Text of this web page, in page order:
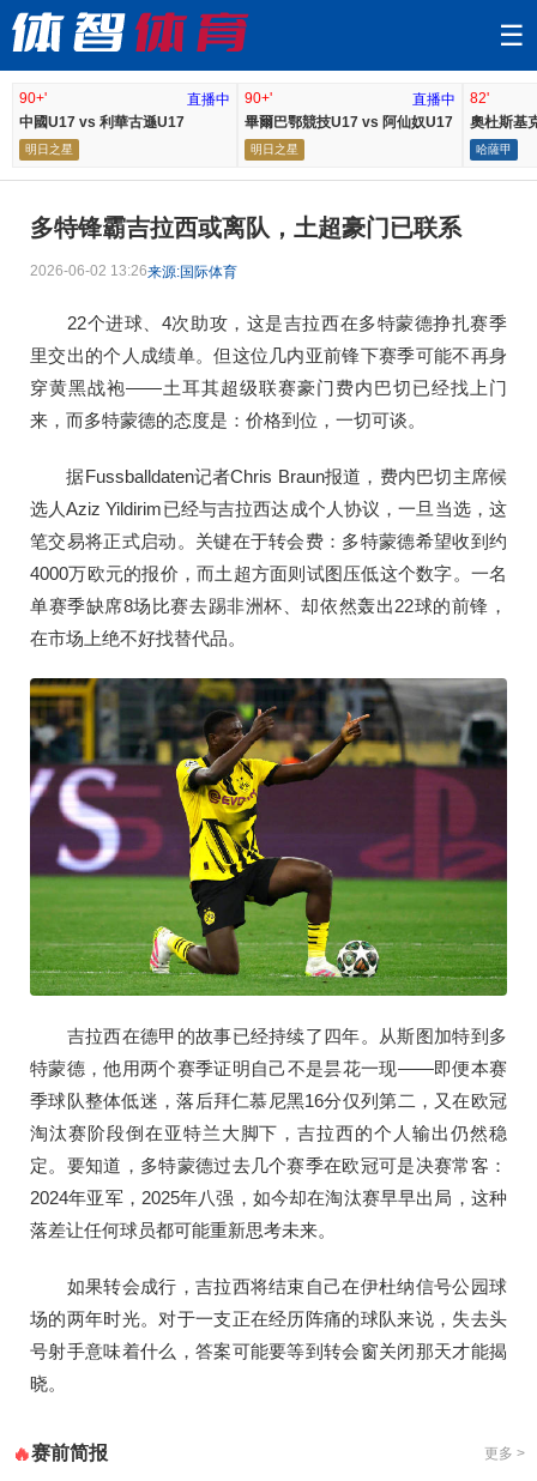
☰
90+'
直播中
中國U17 vs 利華古遜U17
明日之星
90+'
直播中
畢爾巴鄂競技U17 vs 阿仙奴U17
明日之星
82'
奧杜斯基
哈薩甲
多特锋霸吉拉西或离队，土超豪门已联系
2026-06-02 13:26来源:国际体育
22个进球、4次助攻，这是吉拉西在多特蒙德挣扎赛季
里交出的个人成绩单。但这位几内亚前锋下赛季可能不再身
穿黄黑战袍——土耳其超级联赛豪门费内巴切已经找上门
来，而多特蒙德的态度是：价格到位，一切可谈。
据Fussballdaten记者Chris Braun报道，费内巴切主席候
选人Aziz Yildirim已经与吉拉西达成个人协议，一旦当选，这
笔交易将正式启动。关键在于转会费：多特蒙德希望收到约
4000万欧元的报价，而土超方面则试图压低这个数字。一名
单赛季缺席8场比赛去踢非洲杯、却依然轰出22球的前锋，
在市场上绝不好找替代品。
吉拉西在德甲的故事已经持续了四年。从斯图加特到多
特蒙德，他用两个赛季证明自己不是昙花一现——即便本赛
季球队整体低迷，落后拜仁慕尼黑16分仅列第二，又在欧冠
淘汰赛阶段倒在亚特兰大脚下，吉拉西的个人输出仍然稳
定。要知道，多特蒙德过去几个赛季在欧冠可是决赛常客：
2024年亚军，2025年八强，如今却在淘汰赛早早出局，这种
落差让任何球员都可能重新思考未来。
如果转会成行，吉拉西将结束自己在伊杜纳信号公园球
场的两年时光。对于一支正在经历阵痛的球队来说，失去头
号射手意味着什么，答案可能要等到转会窗关闭那天才能揭
晓。
🔥赛前简报 更多 >